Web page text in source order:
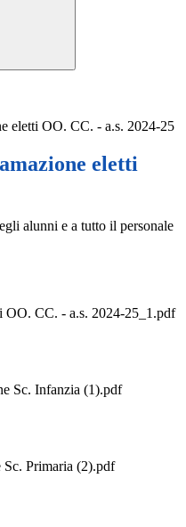
eletti OO. CC. - a.s. 2024-25
eletti
alunni e a tutto il personale
OO. CC. - a.s. 2024-25_1.pdf
Sc. Infanzia (1).pdf
Sc. Primaria (2).pdf